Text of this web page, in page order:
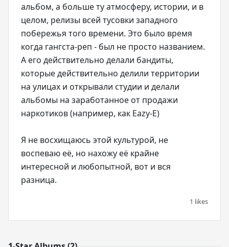
альбом, а больше ту атмосферу, истории, и в
целом, релизы всей тусовки западного
побережья того времени. Это было время
когда гангста-реп - был не просто названием.
А его действительно делали бандиты,
которые действительно делили территории
на улицах и открывали студии и делали
альбомы на заработанное от продажи
наркотиков (например, как Eazy-E)
Я не восхищаюсь этой культурой, не
воспеваю её, но нахожу её крайне
интересной и любопытной, вот и вся
1 likes